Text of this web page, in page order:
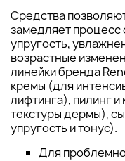
Средства
замедляет процесс
упругость,
возрастные
линейки бренда
кремы (для
лифтинга), пилинг
текстуры дермы),
упругость и тонус).
Для